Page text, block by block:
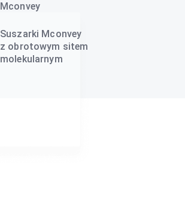
Mconvey
Suszarki Mconvey
z obrotowym sitem
molekularnym